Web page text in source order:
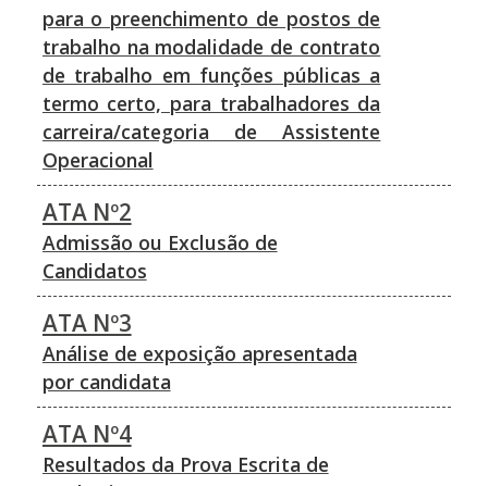
para o preenchimento de postos de
trabalho na modalidade de contrato
de trabalho em funções públicas a
termo certo, para trabalhadores da
carreira/categoria de Assistente
Operacional
ATA Nº2
Admissão ou Exclusão de
Candidatos
ATA Nº3
Análise de exposição apresentada
por candidata
ATA Nº4
Resultados da Prova Escrita de